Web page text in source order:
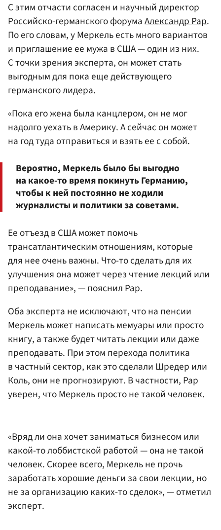
С этим отчасти согласен и научный директор
Российско-германского форумаАлександр Рар.
По его словам, у Меркель есть много вариантов
и приглашение ее мужа в США — один из них.
С точки зрения эксперта, он может стать
выгодным для пока еще действующего
германского лидера.
«Пока его жена была канцлером, он не мог
надолго уехать в Америку. А сейчас он может
на год туда отправиться и взять ее с собой.
Вероятно, Меркель было бы выгодно
на какое-то время покинуть Германию,
чтобы к ней постоянно не ходили
журналисты и политики за советами.
Ее отъезд в США может помочь
трансатлантическим отношениям, которые
для нее очень важны. Что-то сделать для их
улучшения она может через чтение лекций или
преподавание», — пояснил Рар.
Оба эксперта не исключают, что на пенсии
Меркель может написать мемуары или просто
книгу, а также будет читать лекции или даже
преподавать. При этом перехода политика
в частный сектор, как это сделали Шредер или
Коль, они не прогнозируют. В частности, Рар
уверен, что Меркель просто не такой человек.
«Вряд ли она хочет заниматься бизнесом или
какой-то лоббистской работой — она не такой
человек. Скорее всего, Меркель не прочь
заработать хорошие деньги за свои лекции, но
не за организацию каких-то сделок», — отметил
эксперт.